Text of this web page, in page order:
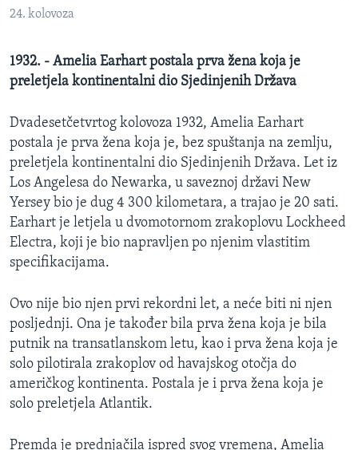
MAGAZIN
Learning English
PRATITE NAS
Jezici
24. kolovoza
1932. - Amelia Earhart postala prva žena koja je
preletjela kontinentalni dio Sjedinjenih Država
Dvadesetčetvrtog kolovoza 1932, Amelia Earhart
postala je prva žena koja je, bez spuštanja na zemlju,
preletjela kontinentalni dio Sjedinjenih Država. Let iz
Los Angelesa do Newarka, u saveznoj državi New
Yersey bio je dug 4 300 kilometara, a trajao je 20 sati.
Earhart je letjela u dvomotornom zrakoplovu Lockheed
Electra, koji je bio napravljen po njenim vlastitim
specifikacijama.
Ovo nije bio njen prvi rekordni let, a neće biti ni njen
posljednji. Ona je također bila prva žena koja je bila
putnik na transatlanskom letu, kao i prva žena koja je
solo pilotirala zrakoplov od havajskog otočja do
američkog kontinenta. Postala je i prva žena koja je
solo preletjela Atlantik.
Premda je prednjačila ispred svog vremena, Amelia